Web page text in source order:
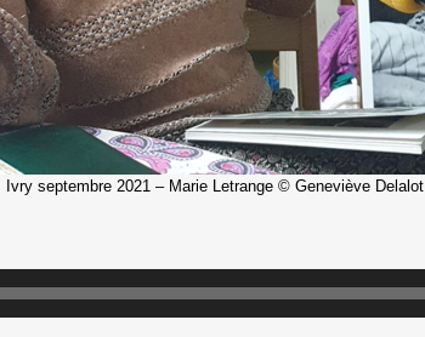
Ivry septembre 2021 – Marie Letrange © Geneviève Delalot